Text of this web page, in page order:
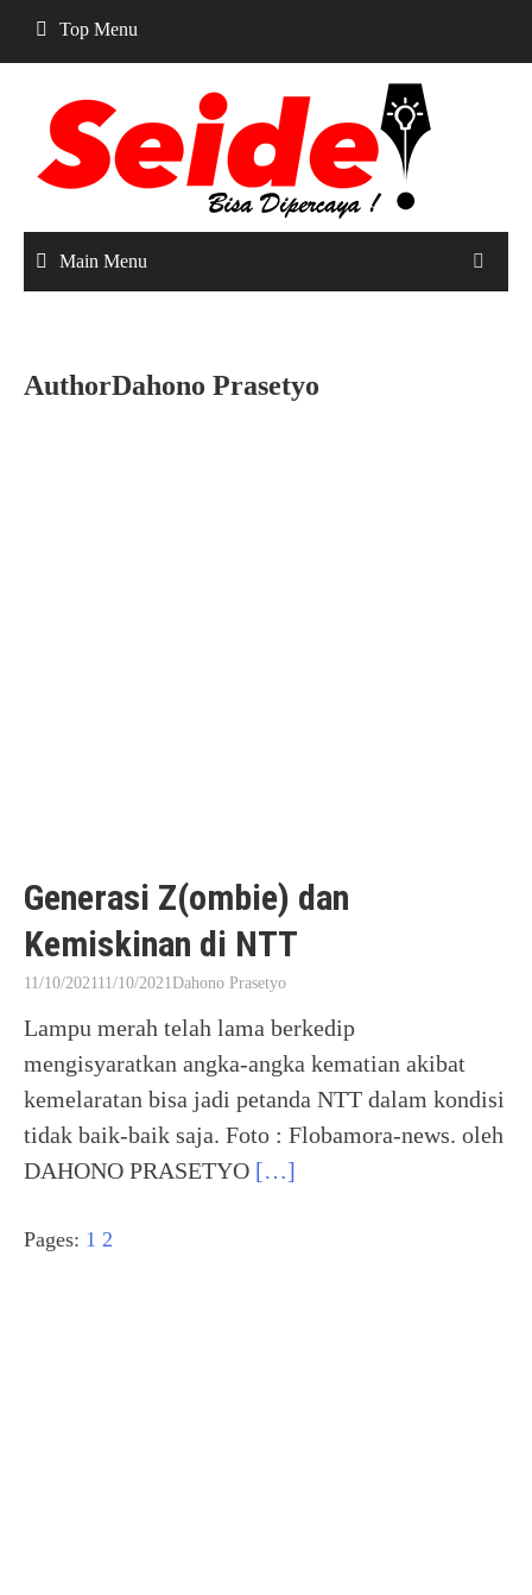
content
Top Menu
Main Menu
AuthorDahono Prasetyo
Generasi Z(ombie) dan
Kemiskinan di NTT
11/10/202111/10/2021Dahono Prasetyo
Lampu merah telah lama berkedip
mengisyaratkan angka-angka kematian akibat
kemelaratan bisa jadi petanda NTT dalam kondisi
tidak baik-baik saja. Foto : Flobamora-news. oleh
DAHONO PRASETYO […]
Pages: 1 2